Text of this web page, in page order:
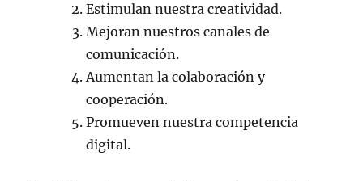
Estimulan nuestra creatividad.
Mejoran nuestros canales de
comunicación.
Aumentan la colaboración y
cooperación.
Promueven nuestra competencia
digital.